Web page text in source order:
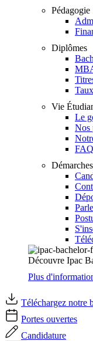
Pédagogie
Diplômes
Vie
Le
Nos
FAQ
Découvre Ipac
Plus
Téléchargez notre
Portes ouvertes
Candidature